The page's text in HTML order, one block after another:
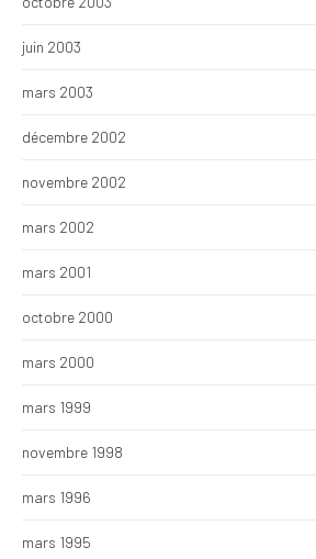
juin 2003
mars 2003
décembre 2002
novembre 2002
mars 2002
mars 2001
octobre 2000
mars 2000
mars 1999
novembre 1998
mars 1996
mars 1995